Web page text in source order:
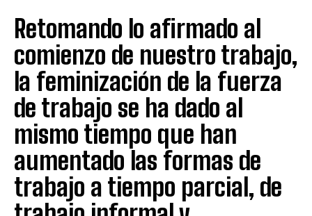
Retomando lo afirmado al
comienzo de nuestro trabajo,
la feminización de la fuerza
de trabajo se ha dado al
mismo tiempo que han
aumentado las formas de
trabajo a tiempo parcial, de